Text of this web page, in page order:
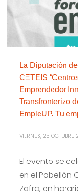
La Diputación
CETEIS
Emprendedor
Transfronterizo
EmpleUP. Tu
VIERNES, 25 OCTUBRE
El evento se
en el Pabellón
Zafra, en